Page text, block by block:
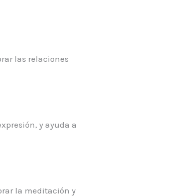
las relaciones
y ayuda a
la meditación y